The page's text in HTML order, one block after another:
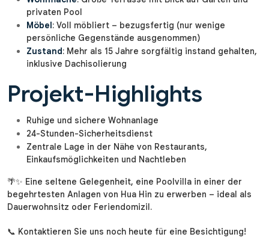
privaten Pool
Möbel: Voll möbliert – bezugsfertig (nur wenige
persönliche Gegenstände ausgenommen)
Zustand: Mehr als 15 Jahre sorgfältig instand gehalten,
inklusive Dachisolierung
Projekt-Highlights
Ruhige und sichere Wohnanlage
24-Stunden-Sicherheitsdienst
Zentrale Lage in der Nähe von Restaurants,
Einkaufsmöglichkeiten und Nachtleben
🌴✨ Eine seltene Gelegenheit, eine Poolvilla in einer der
begehrtesten Anlagen von Hua Hin zu erwerben – ideal als
Dauerwohnsitz oder Feriendomizil.
📞 Kontaktieren Sie uns noch heute für eine Besichtigung!